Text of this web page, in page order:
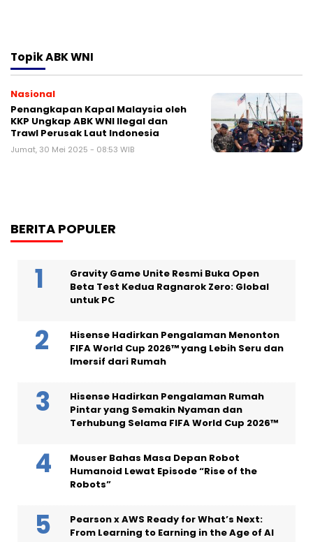
TopikABK WNI
Nasional
Penangkapan Kapal Malaysia oleh
KKP Ungkap ABK WNI Ilegal dan
Trawl Perusak Laut Indonesia
Jumat, 30 Mei 2025 - 08:53 WIB
BERITA POPULER
Gravity Game Unite Resmi Buka Open
Beta Test Kedua Ragnarok Zero: Global
untuk PC
Hisense Hadirkan Pengalaman Menonton
FIFA World Cup 2026™ yang Lebih Seru dan
Imersif dari Rumah
Hisense Hadirkan Pengalaman Rumah
Pintar yang Semakin Nyaman dan
Terhubung Selama FIFA World Cup 2026™
Mouser Bahas Masa Depan Robot
Humanoid Lewat Episode “Rise of the
Robots”
Pearson x AWS Ready for What’s Next:
From Learning to Earning in the Age of AI